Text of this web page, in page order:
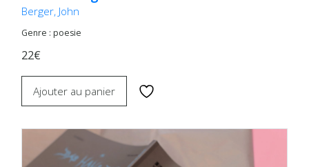
Berger, John
Genre : poesie
22€
Ajouter au panier